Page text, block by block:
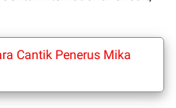
Cantik Penerus Mika